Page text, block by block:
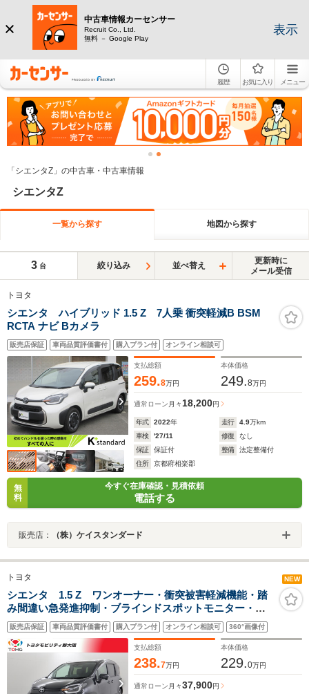
中古車情報カーセンサー
Recruit Co., Ltd.
無料 － Google Play
表示
履歴 お気に入り メニュー
「シエンタZ」の中古車・中古車情報
シエンタZ
一覧から探す 地図から探す
3 台 絞り込み 並べ替え
更新時に
メール受信
トヨタ
シエンタ ハイブリッド 1.5 Z 7人乗 衝突軽減B BSM
RCTA ナビ Bカメラ
販売店保証 車両品質評価書付 購入プラン付 オンライン相談可
支払総額
259.8万円
本体価格
249.8万円
通常ローン 月々18,200円
年式 2022年 走行 4.9万km
車検
'27/11 修復
なし
保証
保証付 整備
法定整備付
住所
京都府相楽郡
無
料
今すぐ在庫確認・見積依頼
電話する
販売店： （株）ケイスタンダード
トヨタ NEW
シエンタ 1.5 Z ワンオーナー・衝突被害軽減機能・踏
み間違い急発進抑制・ブラインドスポットモニター・ド
ライブレコーダー・クルーズコントロール・両側電動ス
ライドドア・ディスプレイオーディオ・フルセグTV・
LEDライト
販売店保証 車両品質評価書付 購入プラン付 オンライン相談可 360°画像付
支払総額
238.7万円
本体価格
229.0万円
通常ローン 月々37,900円